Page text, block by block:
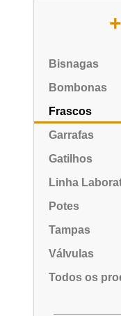
Bisnagas
Bombonas
Frascos
Garrafas
Gatilhos
Linha
Potes
Tampas
Válvulas
Todos os